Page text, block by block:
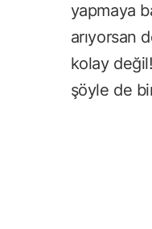
yapmaya
arıyorsan
kolay
şöyle de